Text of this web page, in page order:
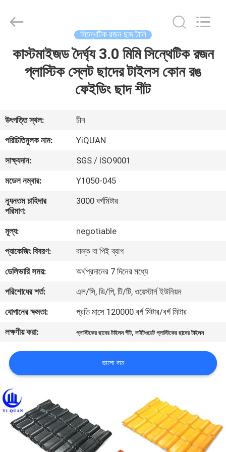
বাড়ি
আমাদের
সম্পর্কে
কারখানা
ভ্রমণ
নিয়ন্ত্রণ
যোগাযোগ
করুন
BLOG
উদ্ধৃতির
জন্য
আবেদন
VR
Building
Material
Reserved.
সিন্থেটিক রজন ছাদ টালি
কাস্টমাইজড দৈর্ঘ্য 3.0 মিমি সিন্থেটিক রজন
প্লাস্টিক স্লেট ছাদের টাইলস কোন রঙ
ফেইডিং ছাদ শীট
উৎপত্তি স্থল:
চীন
পরিচিতিমুলক নাম:
YiQUAN
সাক্ষ্যদান:
SGS / ISO9001
মডেল নম্বার:
Y1050-045
ন্যূনতম চাহিদার
পরিমাণ:
3000 বর্গমিটার
মূল্য:
negotiable
প্যাকেজিং বিবরণ:
বাল্ক বা পিই ব্যাগ
ডেলিভারি সময়:
অর্থপ্রদানের 7 দিনের মধ্যে
পরিশোধের শর্ত:
এল/সি, ডি/পি, টি/টি, ওয়েস্টার্ন ইউনিয়ন
যোগানের ক্ষমতা:
প্রতি মাসে 120000 বর্গ মিটার/বর্গ মিটার
লক্ষণীয় করা:
প্লাস্টিকের ছাদের টাইলস শীট,লাইটওয়েট প্লাস্টিকের ছাদের টাইলস
ভালো দাম